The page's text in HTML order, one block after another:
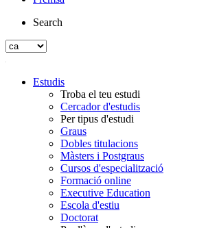
Search
Estudis
Troba el teu estudi
Cercador d'estudis
Per tipus d'estudi
Graus
Dobles titulacions
Màsters i Postgraus
Cursos d'especialització
Formació online
Executive Education
Escola d'estiu
Doctorat